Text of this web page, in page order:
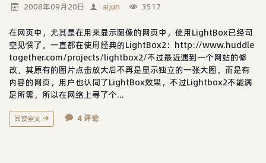
2008年09月20日 aijun 3517
在网页中，尤其是在用来显示图像的网页中，使用LightBox已经司
空见惯了。一直都在使用经典的LightBox2：http://www.huddle
together.com/projects/lightbox2/不过最近遇到一个网站的修
改，其原有的图片点击放大后不再是显示独立的一张大图，而是有
内容的网页，用户也认同了LightBox效果，不过Lightbox2不能满
足所需，所以在网络上寻了个...
阅读全文 4 评论